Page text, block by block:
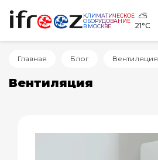
КЛИМАТИЧЕСКОЕ
ОБОРУДОВАНИЕ
В МОСКВЕ
⛅
21°C
Главная Блог Вентиляция
Вентиляция